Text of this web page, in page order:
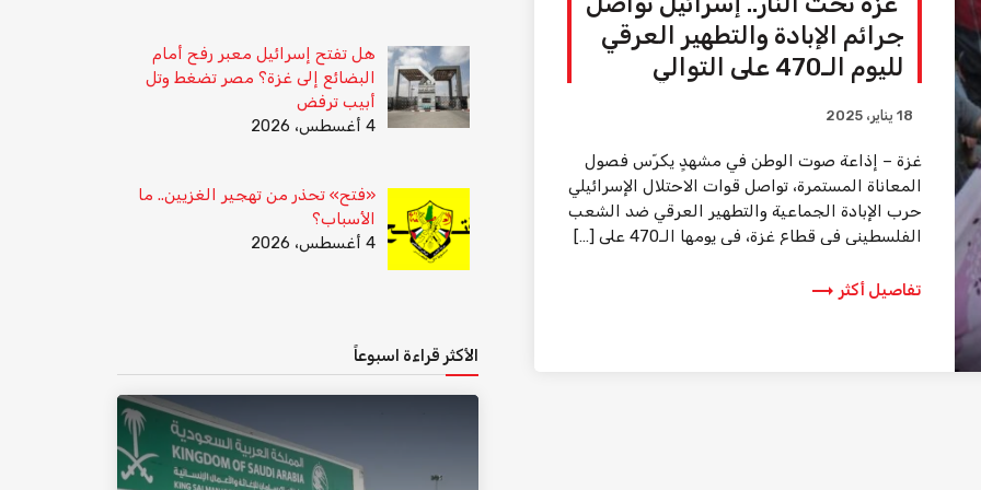
جرائم الإبادة والتطهير العرقي
لليوم الـ470 على التوالي
18 يناير، 2025
غزة – إذاعة صوت الوطن في مشهدٍ يكرّس فصول
المعاناة المستمرة، تواصل قوات الاحتلال الإسرائيلي
حرب الإبادة الجماعية والتطهير العرقي ضد الشعب
الفلسطيني في قطاع غزة، في يومها الـ470 على […]
تفاصيل أكثر trending_flat
هل تفتح إسرائيل معبر رفح أمام
البضائع إلى غزة؟ مصر تضغط وتل
أبيب ترفض
4 أغسطس، 2026
«فتح» تحذر من تهجير الغزيين.. ما
الأسباب؟
4 أغسطس، 2026
الأكثر قراءة اسبوعاً